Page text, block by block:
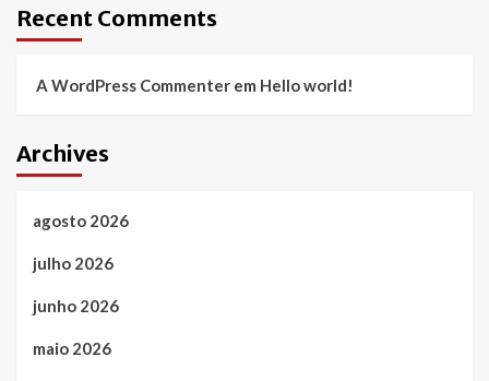
Recent Comments
A WordPress Commenter em Hello world!
Archives
agosto 2026
julho 2026
junho 2026
maio 2026